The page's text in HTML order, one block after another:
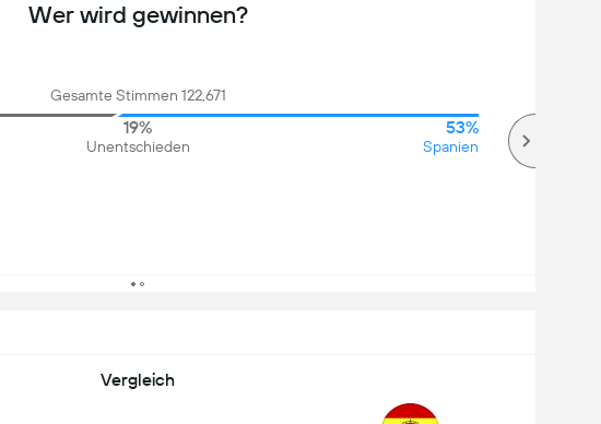
Wer wird gewinnen?
Gesamte Stimmen 122,671
19%
Unentschieden
53%
Spanien
Vergleich